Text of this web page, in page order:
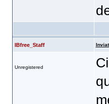
IBfree_Staff
Unregistered